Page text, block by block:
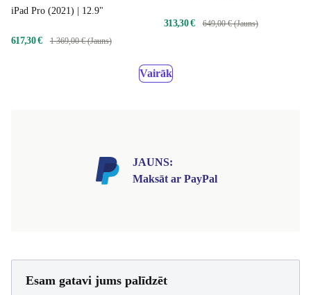
iPad Pro (2021) | 12.9"
617,30 € 1 369,00 € (Jauns)
313,30 € 649,00 € (Jauns)
Vairāk
JAUNS:
Maksāt ar PayPal
Esam gatavi jums palīdzēt